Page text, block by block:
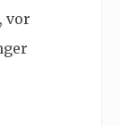
vor